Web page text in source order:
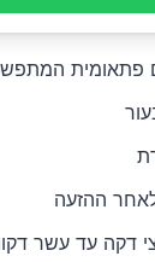
פתאומית
ההזעה
דקה עד עשר